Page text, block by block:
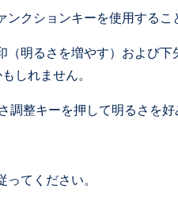
クションキーを使用するこ
明るさを増やす）および
しれません。
整キーを押して明るさを好
てください。